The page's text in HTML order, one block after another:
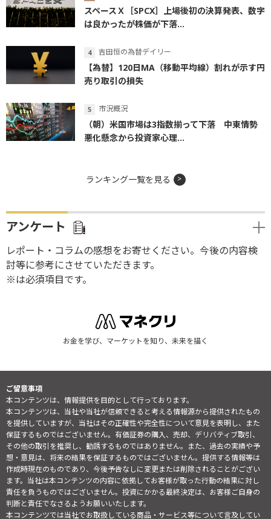
スペースＸ［SPCX］上場後初の決算発表、数字
は良かったが株価が下落...
吉田恒の為替デイリー
【為替】120日MA（移動平均線）割れが示す円
売り取引の損失
市況概況
（朝）米国市場は3指数揃って下落 中東情勢
悪化懸念から投資家心理...
ランキング一覧を見る
アンケート
レポート・コラムの感想をお寄せください。今後の内容検
討等に参考にさせていただきます。
※は必須項目です。
お金を学び、マーケットを知り、未来を描く
ご留意事項
本コンテンツは、情報提供を目的として行っております。
本コンテンツは、当社や当社が信頼できると考える情報源から提供されたもの
を提供していますが、当社はその正確性や完全性について意見を表明し、また
保証するものではございません。有価証券の購入、売却、デリバティブ取引、
その他の取引を推奨し、勧誘するものではありません。また、過去の実績や予
想・意見は、将来の結果を保証するものではございません。提供する情報等は
作成時現在のものであり、今後予告なしに変更または削除されることがござい
ます。当社は本コンテンツの内容に依拠してお客様が取った行動の結果に対し
責任を負うものではございません。投資にかかる最終決定は、お客様ご自身の
判断と責任でなさるようお願いいたします。
本コンテンツでは当社でお取扱している商品・サービス等について言及してい